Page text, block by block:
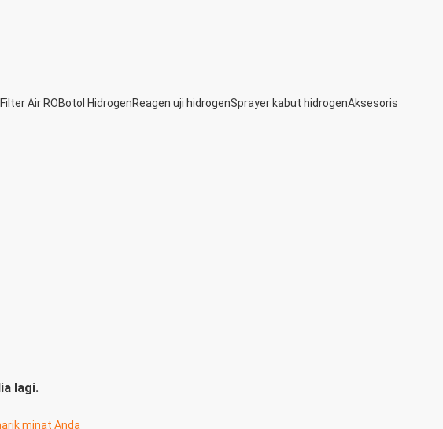
Filter Air ROBotol HidrogenReagen uji hidrogenSprayer kabut hidrogenAksesoris
lagi.
minat Anda